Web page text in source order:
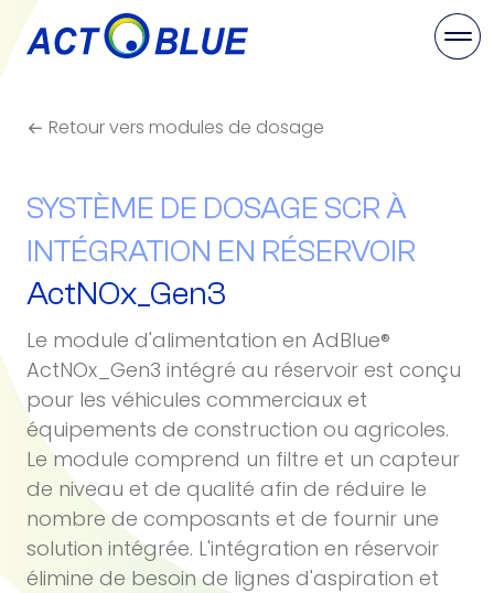
Retour vers modules de dosage
SYSTÈME DE DOSAGE SCR À
INTÉGRATION EN RÉSERVOIR
ActNOx_Gen3
Le module d'alimentation en AdBlue®
ActNOx_Gen3 intégré au réservoir est conçu
pour les véhicules commerciaux et
équipements de construction ou agricoles.
Le module comprend un filtre et un capteur
de niveau et de qualité afin de réduire le
nombre de composants et de fournir une
solution intégrée. L'intégration en réservoir
élimine de besoin de lignes d'aspiration et